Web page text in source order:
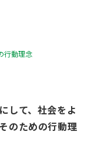
行動理念
して、社会をよ
のための行動理